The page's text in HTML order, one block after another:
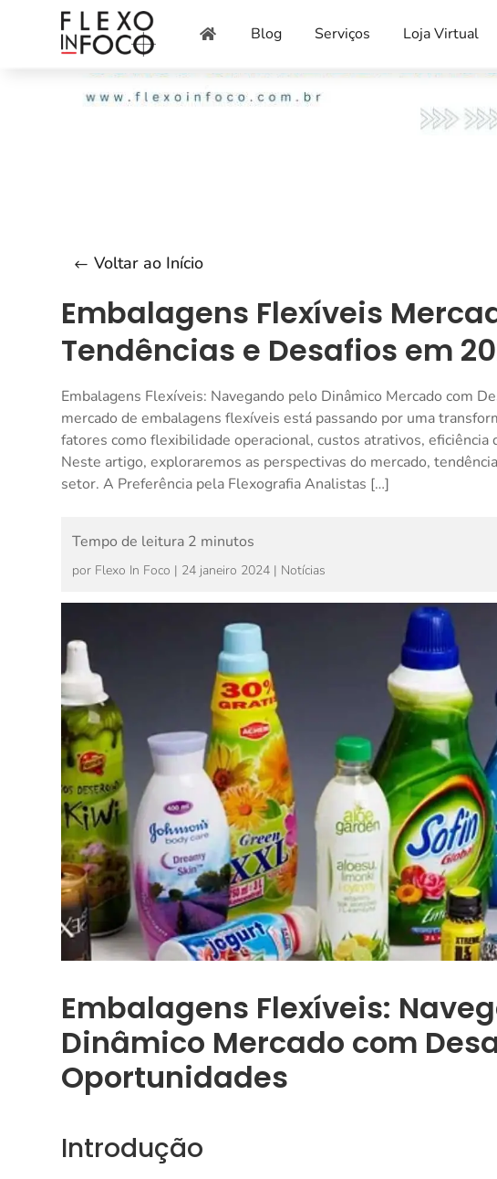
 Blog Serviços Loja Virtual
Voltar ao Início
Embalagens Flexíveis
Tendências e Desafios em
Embalagens Flexíveis: Navegando pelo Dinâmico Mercado com
mercado de embalagens flexíveis está passando por uma
fatores como flexibilidade operacional, custos atrativos, eficiência
Neste artigo, exploraremos as perspectivas do mercado,
setor. A Preferência pela Flexografia Analistas […]
por Flexo In Foco | 24 janeiro 2024 | Notícias
Embalagens Flexíveis:
Dinâmico Mercado com
Oportunidades
Introdução